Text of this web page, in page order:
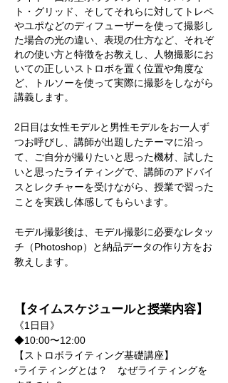
ト・グリッド、そしてそれらに対してトレペ
やユポなどのディフューザーを使って撮影し
た場合の光の違い、表現の仕方など、それぞ
れの使い方と特徴をお教えし、人物撮影にお
いての正しいストロボを置く位置や角度な
ど、トルソーを使って実際に撮影をしながら
講義します。​​
2日目は女性モデルと男性モデルをお一人ず
つお呼びし、講師が出題したテーマに沿っ
て、ご自分が撮りたいと思った機材、試した
いと思ったライティングで、講師のアドバイ
スとレクチャーを受けながら、授業で習った
ことを実践し体感してもらいます。​​
モデル撮影後は、モデル撮影に必要なレタッ
チ（Photoshop）と納品データの作り方をお
教えします。​
【タイムスケジュールと授業内容】
《1日目》
◆10:00〜12:00
【ストロボライティング基礎講座】
◦ライティングとは？ なぜライティングを